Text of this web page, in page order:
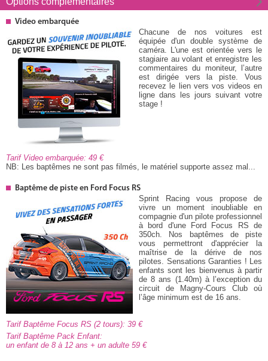
Video embarquée
Chacune de nos voitures est
équipée d'un double système de
caméra. L'une est orientée vers le
stagiaire au volant et enregistre les
commentaires du moniteur, l’autre
est dirigée vers la piste. Vous
recevez le lien vers vos videos en
ligne dans les jours suivant votre
stage !
Tarif Video embarquée: 49
NB: Les baptêmes ne sont pas filmés, le matériel supporte assez mal...
Baptême de piste en Ford Focus RS
Sprint Racing vous propose de
vivre un moment inoubliable en
compagnie d'un pilote professionnel
à bord d'une Ford Focus RS de
350ch. Nos baptêmes de piste
vous permettront d'apprécier la
maîtrise de la dérive de nos
pilotes. Sensations Garanties ! Les
enfants sont les bienvenus à partir
de 8 ans (1.40m) à l’exception du
circuit de Magny-Cours Club où
l’âge minimum est de 16 ans.
Tarif Baptême Focus RS (2 tours): 39
Tarif Baptême Pack Enfant:
un enfant de 8 à 12 ans + un adulte 59